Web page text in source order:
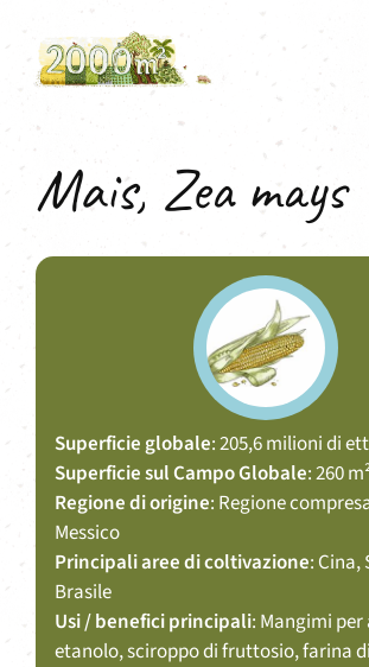
contenuto
Mais, Zea mays
Superficie globale: 205,6 milioni di
Superficie sul Campo Globale: 260
Regione di origine: Regione
Messico
Principali aree di coltivazione:
Brasile
Usi / benefici principali: Mangimi
etanolo, sciroppo di fruttosio, farina